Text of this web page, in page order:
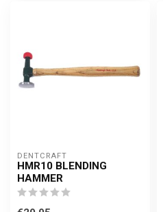
DENTCRAFT
HMR10 BLENDING
HAMMER